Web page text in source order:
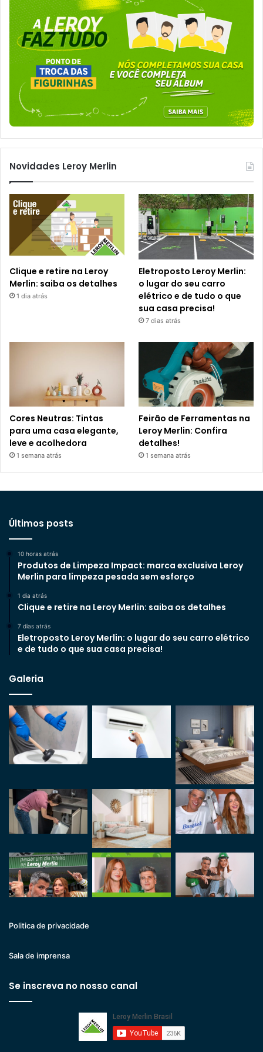
Novidades Leroy Merlin
Clique e retire na Leroy
Merlin: saiba os detalhes
1 dia atrás
Eletroposto Leroy Merlin:
o lugar do seu carro
elétrico e de tudo o que
sua casa precisa!
7 dias atrás
Cores Neutras: Tintas
para uma casa elegante,
leve e acolhedora
1 semana atrás
Feirão de Ferramentas na
Leroy Merlin: Confira
detalhes!
1 semana atrás
Últimos posts
10 horas atrás
Produtos de Limpeza Impact: marca exclusiva Leroy
Merlin para limpeza pesada sem esforço
1 dia atrás
Clique e retire na Leroy Merlin: saiba os detalhes
7 dias atrás
Eletroposto Leroy Merlin: o lugar do seu carro elétrico
e de tudo o que sua casa precisa!
Galeria
Politica de privacidade
Sala de imprensa
Se inscreva no nosso canal